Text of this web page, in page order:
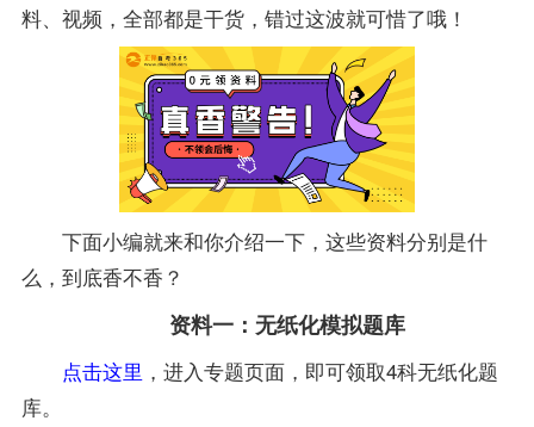
料、视频，全部都是干货，错过这波就可惜了哦！
下面小编就来和你介绍一下，这些资料分别是什
么，到底香不香？
资料一：无纸化模拟题库
点击这里 ，进入专题页面，即可领取4科无纸化题
库。